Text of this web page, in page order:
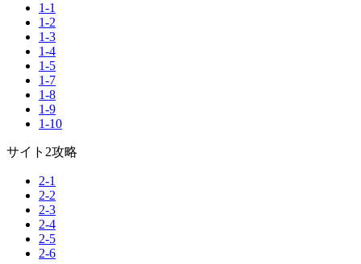
1-1
1-2
1-3
1-4
1-5
1-7
1-8
1-9
1-10
サイト2攻略
2-1
2-2
2-3
2-4
2-5
2-6